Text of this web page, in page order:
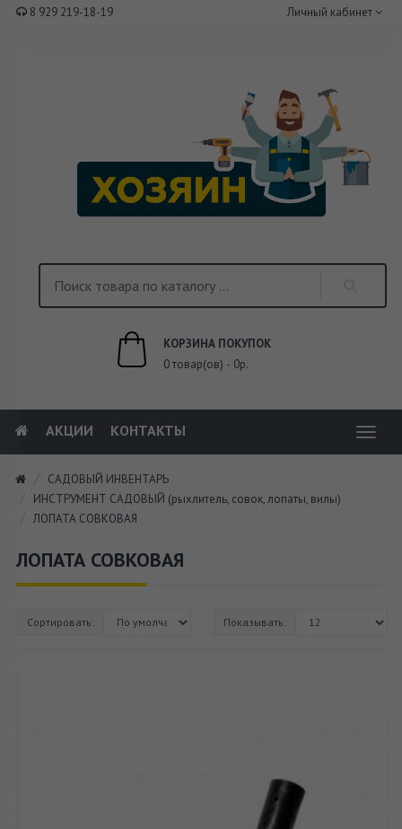
8 929 219-18-19 Личный кабинет
КОРЗИНА ПОКУПОК
0 товар(ов) - 0р.
АКЦИИ КОНТАКТЫ
САДОВЫЙ ИНВЕНТАРЬ
ИНСТРУМЕНТ САДОВЫЙ (рыхлитель, совок, лопаты, вилы)
ЛОПАТА СОВКОВАЯ
ЛОПАТА СОВКОВАЯ
Сортировать: Показывать: